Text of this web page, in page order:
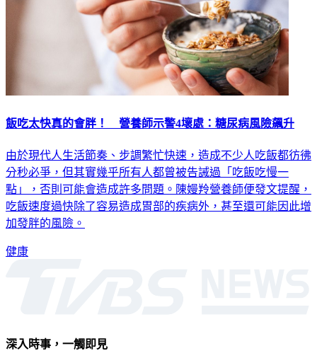
飯吃太快真的會胖！ 營養師示警4壞處：糖尿病風險飆升
由於現代人生活節奏、步調繁忙快速，造成不少人吃飯都彷彿
分秒必爭，但其實幾乎所有人都曾被告誡過「吃飯吃慢一
點」，否則可能會造成許多問題。陳嫚羚營養師便發文提醒，
吃飯速度過快除了容易造成胃部的疾病外，甚至還可能因此增
加發胖的風險。
健康
深入時事，一觸即見